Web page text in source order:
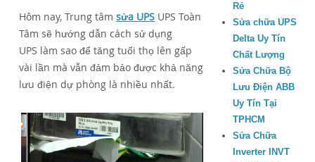
Hôm nay, Trung tâmsửa UPS UPS Toàn
Tâm sẽ hướng dẫn cách sử dụng
UPS làm sao để tăng tuổi thọ lên gấp
vài lần mà vẫn đảm bảo được khả năng
lưu điện dự phòng là nhiều nhất.
Rẻ
Sửa chữa UPS
Delta Uy Tín
Chất Lượng
Sửa Chữa Bộ
Lưu Điện ABB
Uy Tín Tại
TPHCM
Sửa Chữa
Inverter INVT